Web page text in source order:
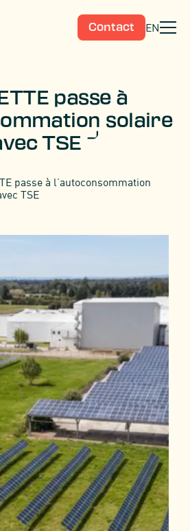
Contact EN
passe à
solaire
TSE
passe à l’autoconsommation
TSE